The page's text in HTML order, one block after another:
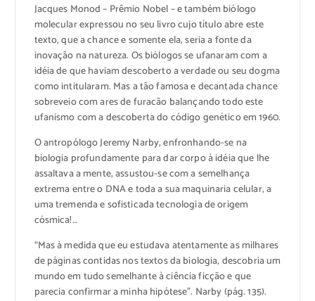
Jacques Monod – Prêmio Nobel – e também biólogo
molecular expressou no seu livro cujo título abre este
texto, que a chance e somente ela, seria a fonte da
inovação na natureza. Os biólogos se ufanaram com a
idéia de que haviam descoberto a verdade ou seu dogma
como intitularam. Mas a tão famosa e decantada chance
sobreveio com ares de furacão balançando todo este
ufanismo com a descoberta do código genético em 1960.
O antropólogo Jeremy Narby, enfronhando-se na
biologia profundamente para dar corpo à idéia que lhe
assaltava a mente, assustou-se com a semelhança
extrema entre o DNA e toda a sua maquinaria celular, a
uma tremenda e sofisticada tecnologia de origem
cósmica!…
“Mas à medida que eu estudava atentamente as milhares
de páginas contidas nos textos da biologia, descobria um
mundo em tudo semelhante à ciência ficção e que
parecia confirmar a minha hipótese”. Narby (pág. 135).